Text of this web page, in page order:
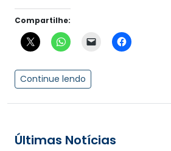
Compartilhe:
Continue lendo
Últimas Notícias